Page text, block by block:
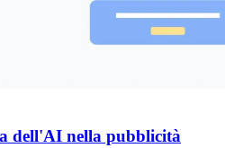
dell'AI nella pubblicità